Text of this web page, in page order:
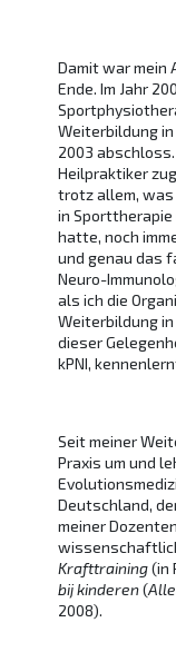
Damit war mein
Ende. Im Jahr
Weiterbildung
2003
Heilpraktiker
trotz allem, was
in
hatte, noch
und genau das
Neuro-
als ich die
Weiterbildung
dieser
kPNI,
Seit meiner
Praxis um und
Deutschland,
meiner
Krafttraining(in
bij kinderen(
2008).